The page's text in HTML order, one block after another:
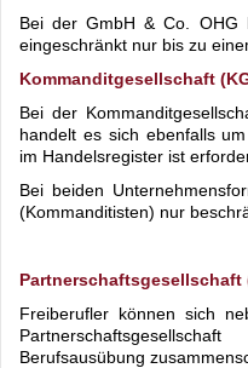
Bei der GmbH & Co. OHG
eingeschränkt nur bis zu
Kommanditgesellschaft
Bei der
handelt es sich ebenfalls
im Handelsregister ist
Bei beiden
(Kommanditisten) nur
Partnerschaftsgesellschaft
Freiberufler können sich
Berufsausübung